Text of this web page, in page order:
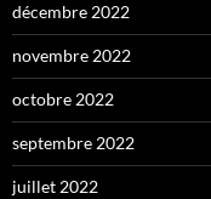
décembre 2022
novembre 2022
octobre 2022
septembre 2022
juillet 2022